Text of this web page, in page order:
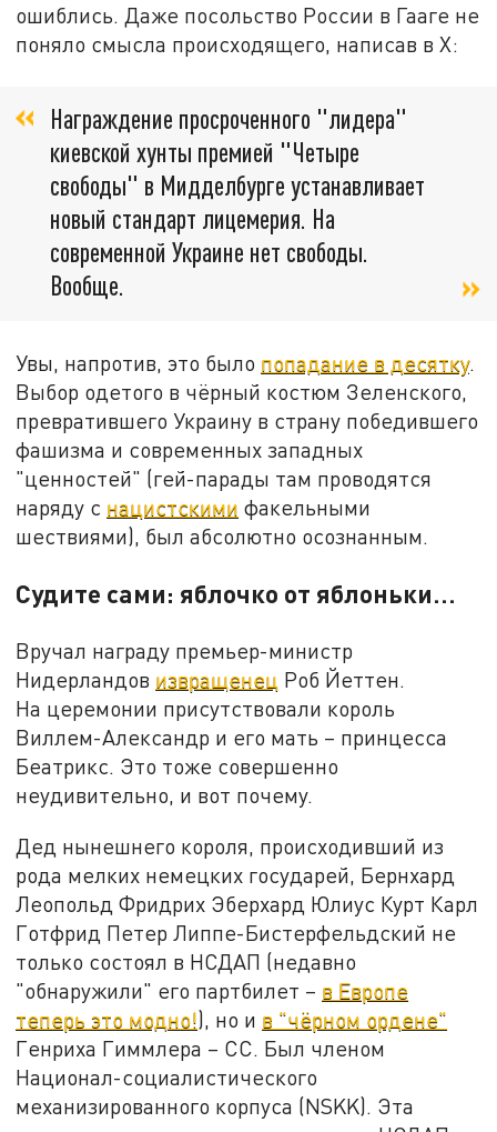
ошиблись. Даже посольство России в Гааге не
поняло смысла происходящего, написав в Х:
Награждение просроченного "лидера"
киевской хунты премией "Четыре
свободы" в Мидделбурге устанавливает
новый стандарт лицемерия. На
современной Украине нет свободы.
Вообще.
Увы, напротив, это было попадание в десятку.
Выбор одетого в чёрный костюм Зеленского,
превратившего Украину в страну победившего
фашизма и современных западных
"ценностей" (гей-парады там проводятся
наряду с нацистскими факельными
шествиями), был абсолютно осознанным.
Судите сами: яблочко от яблоньки…
Вручал награду премьер-министр
Нидерландов извращенец Роб Йеттен.
На церемонии присутствовали король
Виллем-Александр и его мать – принцесса
Беатрикс. Это тоже совершенно
неудивительно, и вот почему.
Дед нынешнего короля, происходивший из
рода мелких немецких государей, Бернхард
Леопольд Фридрих Эберхард Юлиус Курт Карл
Готфрид Петер Липпе-Бистерфельдский не
только состоял в НСДАП (недавно
"обнаружили" его партбилет – в Европе
теперь это модно!), но и в "чёрном ордене"
Генриха Гиммлера – СС. Был членом
Национал-социалистического
механизированного корпуса (NSKK). Эта